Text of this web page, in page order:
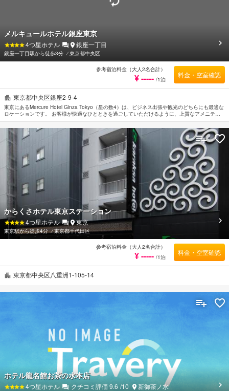
東京都中央区銀座2-9-4
東京にあるMercure Hotel Ginza Tokyo（星の数4）は、ビジネス出張や観光のどちらにも最適な
ロケーションです。 お客様が快適なひとときを過ごしていただけるように、上質なアメニティ
を数多く揃えております。 ご滞在中はルームサービス, レストラン, ドライクリーニング, 両替,
敷地内駐車場などの設備・サービスをご活用ください。 贅沢なインテリアと便利なアメニティ
を各お部屋に整えております。 屋内プールなどのリラクゼーションサービスをご満喫くださ
い。 東京を訪れる際には、Mercure Hotel Ginza Tokyoで素敵なお時間をお過ごしください。
メルキュールホテル銀座東京
4つ星ホテル 銀座一丁目
銀座一丁目駅から徒歩3分 ⁄東京都中央区
参考宿泊料金（大人2名合計）
¥ ----- /1泊
料金・空室確認
東京都中央区八重洲1-105-14
からくさホテル東京ステーション
4つ星ホテル 東京
東京駅から徒歩4分 ⁄東京都千代田区
参考宿泊料金（大人2名合計）
¥ ----- /1泊
料金・空室確認
ホテル龍名館お茶の水本店
4つ星ホテル クチコミ評価9.6 /10 新御茶ノ水